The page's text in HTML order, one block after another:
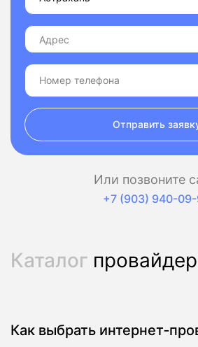
Отправить
Или позвоните
+7 (903) 940-
Каталог
Как выбрать